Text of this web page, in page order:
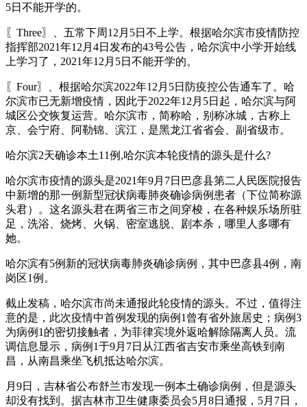
5日不能开学的。
〖Three〗、五常下周12月5日不上学。根据哈尔滨市疫情防控
指挥部2021年12月4日发布的43号公告，哈尔滨中小学开始线
上学习了，2021年12月5日不能开学的。
〖Four〗、根据哈尔滨2022年12月5日防疫控公告通车了。哈
尔滨市已无新增疫情，因此于2022年12月5日起，哈尔滨与阿
城区公交恢复运营。哈尔滨市，简称哈，别称冰城，古称上
京、会宁府、阿勒锦、滨江，是黑龙江省省会、副省级市。
哈尔滨2天确诊本土11例,哈尔滨本轮疫情的源头是什么?
哈尔滨市疫情的源头是2021年9月7日巴彦县第二人民医院报告
中新增的那一例新型冠状病毒肺炎确诊病例患者（下位简称源
头君）。这名源头君在两省三市之间穿梭，在各种娱乐场所驻
足，洗浴、烧烤、火锅、密室逃脱、剧本杀，哪里人多哪有
她。
哈尔滨有5例新的冠状病毒肺炎确诊病例，其中巴彦县4例，南
岗区1例。
截止发稿，哈尔滨市尚未通报此轮疫情的源头。不过，值得注
意的是，此次疫情中首例发现的病例1曾有省外旅居史；病例3
为病例1的密切接触者，为菲律宾境外返哈解除隔离人员。流
调信息显示，病例1于9月7日从江西省吉安市乘坐高铁到南
昌，从南昌乘坐飞机抵达哈尔滨。
月9日，吉林省公布舒兰市发现一例本土确诊病例，但是源头
却没有找到。据吉林市卫生健康委员会5月8日通报，5月7日，